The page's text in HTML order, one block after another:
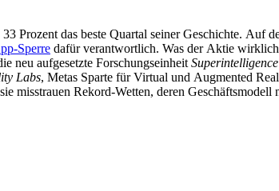
das beste Quartal seiner Geschichte. Auf
Sperre dafür verantwortlich. Was der Aktie
neu aufgesetzte Forschungseinheit
Labs, Metas Sparte für Virtual und Augmented
misstrauen Rekord-Wetten, deren Geschäftsmodell